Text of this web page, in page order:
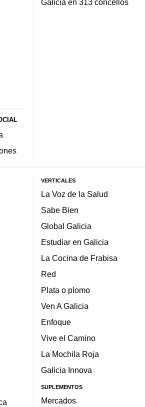
Galicia en 313 concellos
VERTICALES
La Voz de la Salud
Sabe Bien
Global Galicia
Estudiar en Galicia
La Cocina de Frabisa
Red
Plata o plomo
Ven A Galicia
Enfoque
Vive el Camino
La Mochila Roja
Galicia Innova
SUPLEMENTOS
Mercados